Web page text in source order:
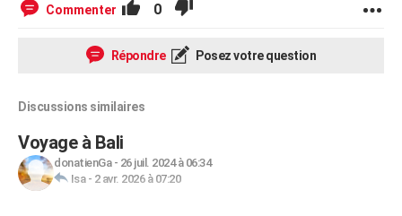
Commenter 0
Répondre Posez votre question
Discussions similaires
Voyage à Bali
donatienGa- 26 juil. 2024 à 06:34
Isa- 2 avr. 2026 à 07:20